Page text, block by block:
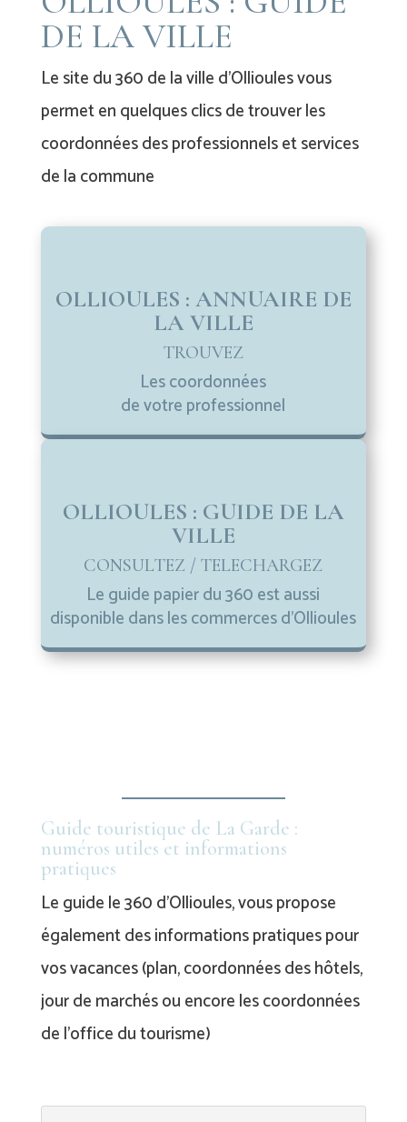
DE LA VILLE
Le site du 360 de la ville d’Ollioules vous
permet en quelques clics de trouver les
coordonnées des professionnels et services
de la commune
OLLIOULES : ANNUAIRE DE
LA VILLE
TROUVEZ
Les coordonnées
de votre professionnel
OLLIOULES : GUIDE DE LA
VILLE
CONSULTEZ / TELECHARGEZ
Le guide papier du 360 est aussi
disponible dans les commerces d’Ollioules
Guide touristique de La Garde :
numéros utiles et informations
pratiques
Le guide le 360 d’Ollioules, vous propose
également des informations pratiques pour
vos vacances (plan, coordonnées des hôtels,
jour de marchés ou encore les coordonnées
de l’office du tourisme)